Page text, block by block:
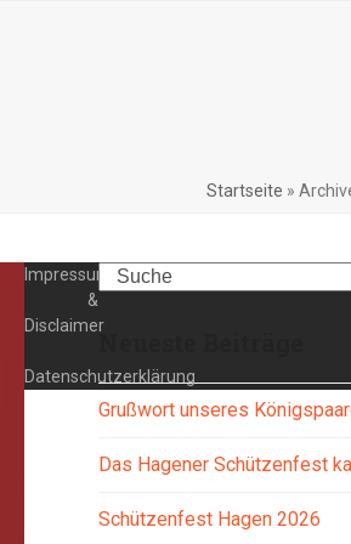
Startseite »
Search
Neueste Beiträge
Grußwort unseres
Das Hagener Schützenfest
Schützenfest Hagen 2026
Impressum
&
Disclaimer
Datenschutzerklärung